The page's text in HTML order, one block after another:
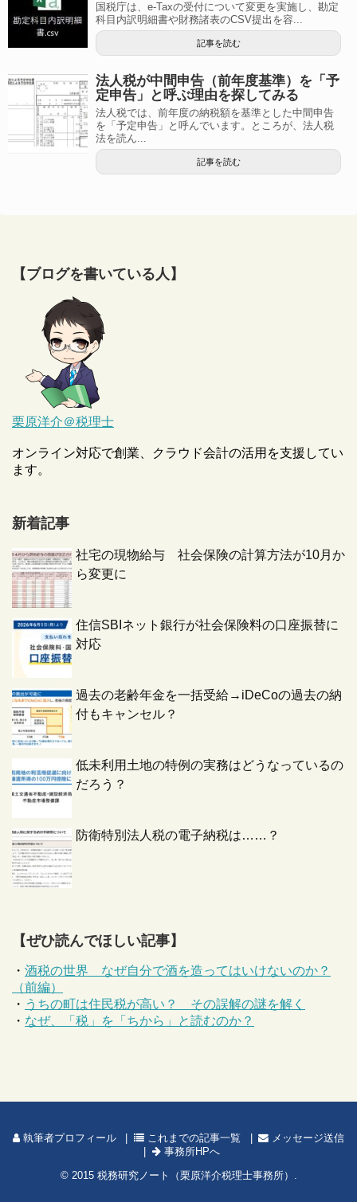
国税庁は、e-Taxの受付について変更を実施し、勘定
科目内訳明細書や財務諸表のCSV提出を容...
記事を読む
法人税が中間申告（前年度基準）を「予
定申告」と呼ぶ理由を探してみる
法人税では、前年度の納税額を基準とした中間申告
を「予定申告」と呼んでいます。ところが、法人税
法を読ん...
記事を読む
【ブログを書いている人】
栗原洋介＠税理士
オンライン対応で創業、クラウド会計の活用を支援してい
ます。
新着記事
社宅の現物給与 社会保険の計算方法が10月か
ら変更に
住信SBIネット銀行が社会保険料の口座振替に
対応
過去の老齢年金を一括受給→iDeCoの過去の納
付もキャンセル？
低未利用土地の特例の実務はどうなっているの
だろう？
防衛特別法人税の電子納税は……？
【ぜひ読んでほしい記事】
・ 酒税の世界 なぜ自分で酒を造ってはいけないのか？
（前編）
・ うちの町は住民税が高い？ その誤解の謎を解く
・ なぜ、「税」を「ちから」と読むのか？
執筆者プロフィール これまでの記事一覧
メッセージ送信
事務所HPへ
© 2015 税務研究ノート（栗原洋介税理士事務所） .